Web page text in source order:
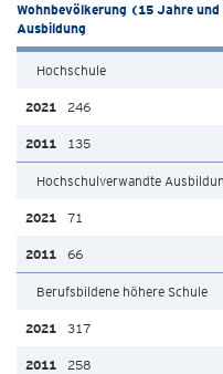
Wohnbevölkerung (15 Jahre
Ausbildung
Hochschule
246
135
Hochschulverwandte
71
66
Berufsbildene höhere Schule
317
258